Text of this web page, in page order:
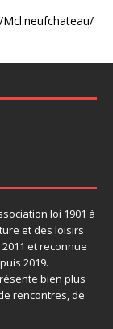
loi 1901 à
et des loisirs
et reconnue
2019.
bien plus
rencontres, de